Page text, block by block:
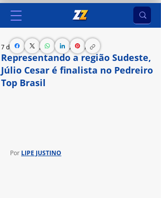
Representando a região Sudeste,
Júlio Cesar é finalista no Pedreiro
Top Brasil
7 de fev. de 2024 3 min de leitura
Por LIPE JUSTINO